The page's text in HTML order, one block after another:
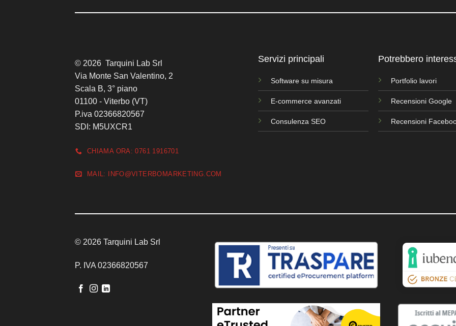
© 2026 Tarquini Lab Srl
Via Monte San Valentino, 2
Scala B, 3° piano
01100 - Viterbo (VT)
P.iva 02366820567
SDI: M5UXCR1
CHIAMA ORA: 0761 1916701
MAIL: INFO@VITERBOMARKETING.COM
Servizi principali
Software su misura
E-commerce avanzati
Consulenza SEO
Potrebbero
Portfolio lavori
Recensioni Google
Recensioni
© 2026 Tarquini Lab Srl
P. IVA 02366820567